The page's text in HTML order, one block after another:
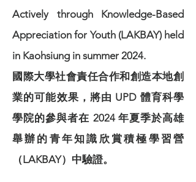
Actively through Knowledge-Based
Appreciation for Youth (LAKBAY) held
in Kaohsiung in summer 2024.
國際大學社會責任合作和創造本地創
業的可能效果，將由 UPD 體育科學
學院的參與者在 2024 年夏季於高雄
舉辦的青年知識欣賞積極學習營
（LAKBAY）中驗證。